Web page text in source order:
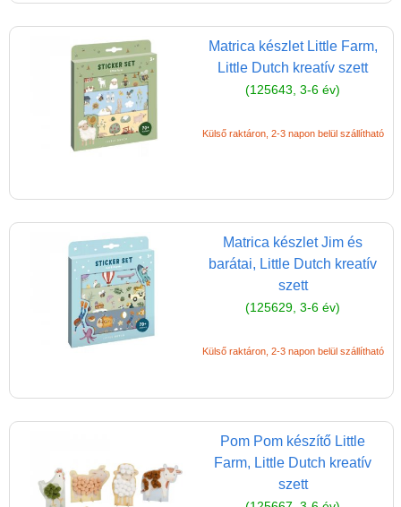
Matrica készlet Little Farm,
Little Dutch kreatív szett
(125643, 3-6 év)
Külső raktáron, 2-3 napon belül szállítható
Matrica készlet Jim és
barátai, Little Dutch kreatív
szett
(125629, 3-6 év)
Külső raktáron, 2-3 napon belül szállítható
Pom Pom készítő Little
Farm, Little Dutch kreatív
szett
Szerelés, barkácsolás, kerti
kalandozás
Szerepjáték
Úti játékok, Utazó játékok
Ügyességi játékok
CSAK NÁLUNK - Egyedi